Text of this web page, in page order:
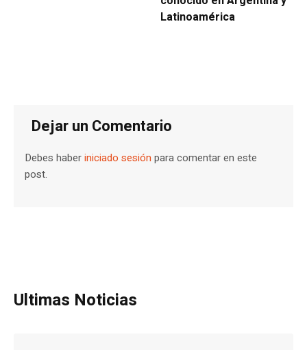
Latinoamérica
Dejar un Comentario
Debes haberiniciado sesión para comentar en este
post.
Ultimas Noticias